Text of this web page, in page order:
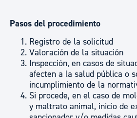
Pasos del procedimiento
Registro de la solicitud
Valoración de la situación
Inspección, en casos de
afecten a la salud pública o
incumplimiento de la
Si procede, en el caso de
y maltrato animal, inicio de